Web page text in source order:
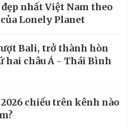
đẹp nhất Việt Nam theo
Lonely Planet
Bali, trở thành hòn
hai châu Á - Thái Bình
chiếu trên kênh nào